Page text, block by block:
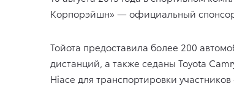
Корпорэйшн» — официальный спонсор
Тойота предоставила более 200
дистанций, а также седаны Toyota
Hiace для транспортировки